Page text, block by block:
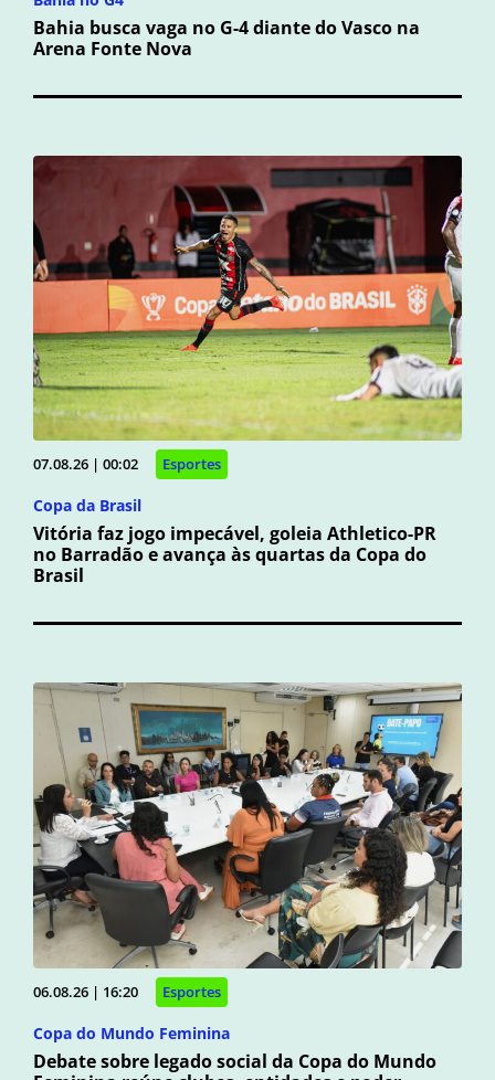
Bahia busca vaga no G-4 diante do Vasco na
Arena Fonte Nova
07.08.26 | 00:02 Esportes
Copa da Brasil
Vitória faz jogo impecável, goleia Athletico-PR
no Barradão e avança às quartas da Copa do
Brasil
06.08.26 | 16:20 Esportes
Copa do Mundo Feminina
Debate sobre legado social da Copa do Mundo